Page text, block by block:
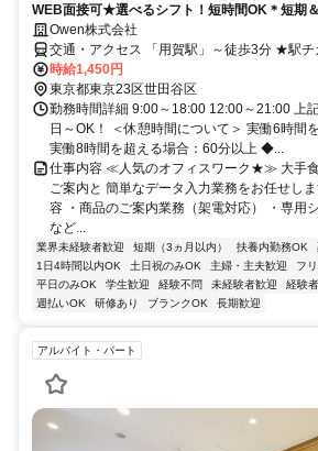
WEB面接可★選べるシフト！短時間OK＊短期
Owen株式会社
交通・アクセス 「用賀駅」～徒歩3分 ★駅チ
時給1,450円
東京都東京23区世田谷区
勤務時間詳細 9:00～18:00 12:00～21:00 上
日～OK！ ＜休憩時間について＞ 実働6時間
実働8時間を超える場合：60分以上 ◆...
仕事内容 ≪人気のオフィスワーク★≫ 大手
ご案内と 簡単なデータ入力業務をお任せし
容 ・商品のご案内業務（架電対応） ・専用
など...
業界未経験者歓迎 短期（3ヵ月以内） 扶養内勤務OK
1日4時間以内OK
土日祝のみOK 主婦・主夫歓迎 フ
平日のみOK
学生歓迎 経験不問 未経験者歓迎 経験
週払いOK
研修あり ブランクOK 長期歓迎
アルバイト・パート